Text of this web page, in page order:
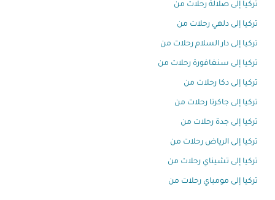
تركيا إلى صلالة رحلات من
تركيا إلى دلهي رحلات من
تركيا إلى دار السلام رحلات من
تركيا إلى سنغافورة رحلات من
تركيا إلى دكا رحلات من
تركيا إلى جاكرتا رحلات من
تركيا إلى جدة رحلات من
تركيا إلى الرياض رحلات من
تركيا إلى تشيناي رحلات من
تركيا إلى مومباي رحلات من